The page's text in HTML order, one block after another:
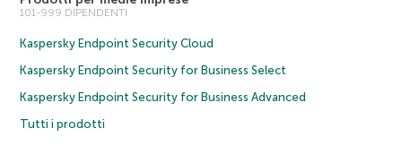
101-999 DIPENDENTI
Kaspersky Endpoint Security Cloud
Kaspersky Endpoint Security for Business Select
Kaspersky Endpoint Security for Business Advanced
Tutti i prodotti